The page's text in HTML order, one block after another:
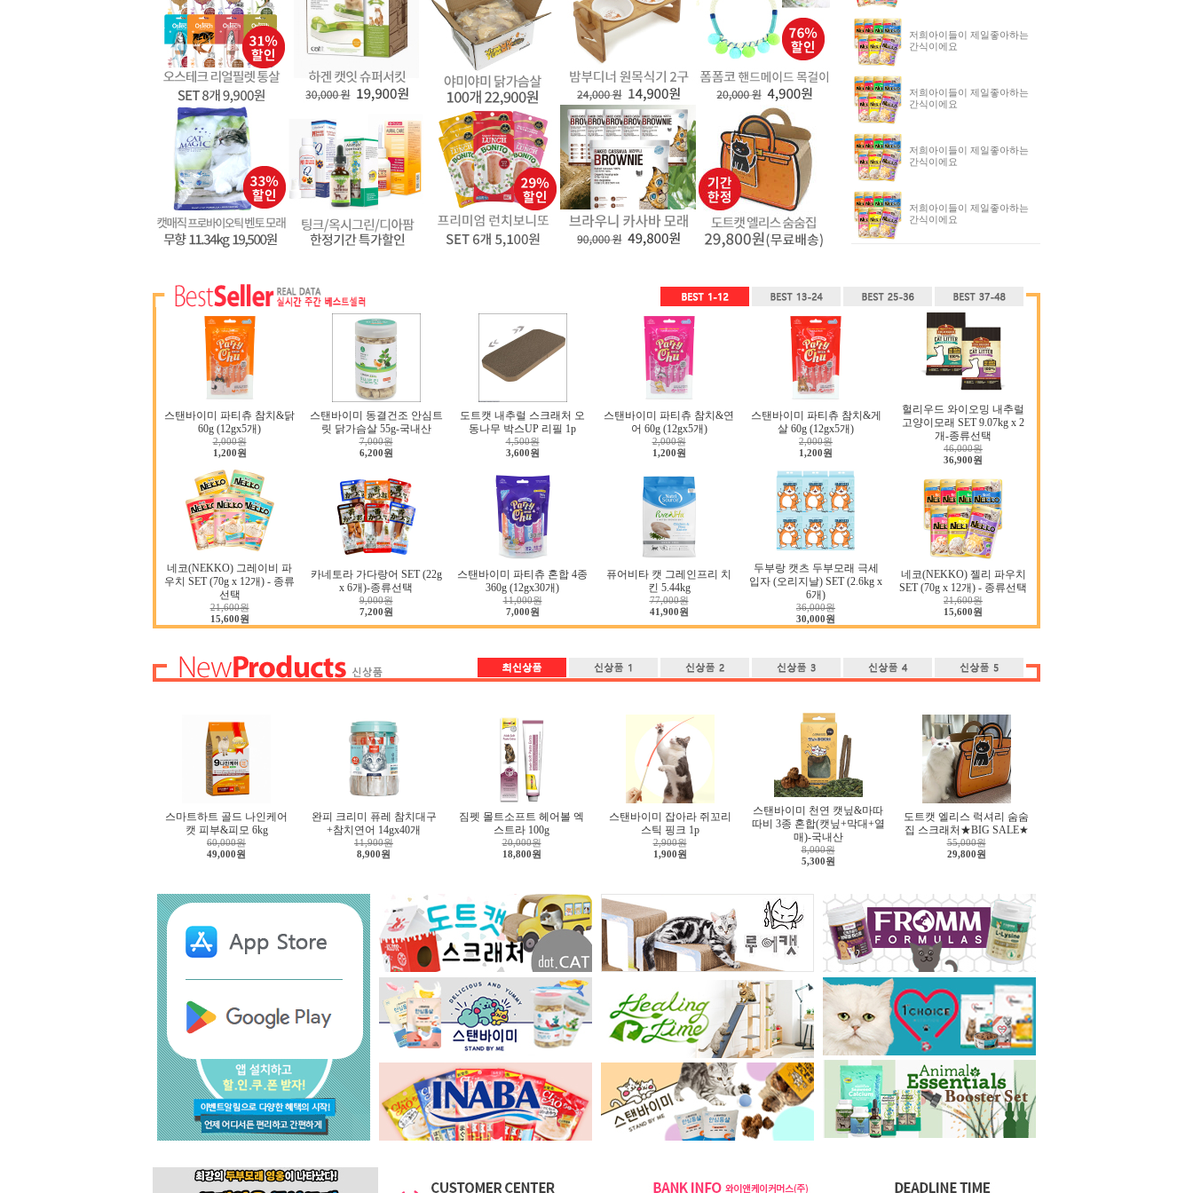
저희아이들이 제일좋아하는
간식이에요
저희아이들이 제일좋아하는
간식이에요
저희아이들이 제일좋아하는
간식이에요
저희아이들이 제일좋아하는
간식이에요
스탠바이미 파티츄 참치&닭
60g (12gx5개)
2,000원
1,200원
스탠바이미 동결건조 안심트
릿 닭가슴살 55g-국내산
7,000원
6,200원
도트캣 내추럴 스크래처 오
동나무 박스UP 리필 1p
4,500원
3,600원
스탠바이미 파티츄 참치&연
어 60g (12gx5개)
2,000원
1,200원
스탠바이미 파티츄 참치&게
살 60g (12gx5개)
2,000원
1,200원
헐리우드 와이오밍 내추럴
고양이모래 SET 9.07kg x 2
개-종류선택
46,000원
36,900원
네코(NEKKO) 그레이비 파
우치 SET (70g x 12개) - 종류
선택
21,600원
15,600원
카네토라 가다랑어 SET (22g
x 6개)-종류선택
9,000원
7,200원
스탠바이미 파티츄 혼합 4종
360g (12gx30개)
11,000원
7,000원
퓨어비타 캣 그레인프리 치
킨 5.44kg
77,000원
41,900원
두부랑 캣츠 두부모래 극세
입자 (오리지날) SET (2.6kg x
6개)
36,000원
30,000원
네코(NEKKO) 젤리 파우치
SET (70g x 12개) - 종류선택
21,600원
15,600원
스마트하트 골드 나인케어
캣 피부&피모 6kg
60,000원
49,000원
완피 크리미 퓨레 참치대구
+참치연어 14gx40개
11,900원
8,900원
짐펫 몰트소프트 헤어볼 엑
스트라 100g
20,000원
18,800원
스탠바이미 잡아라 쥐꼬리
스틱 핑크 1p
2,900원
1,900원
스탠바이미 천연 캣닢&마따
따비 3종 혼합(캣닢+막대+열
매)-국내산
8,000원
5,300원
도트캣 엘리스 럭셔리 숨숨
집 스크래처★BIG SALE★
55,000원
29,800원